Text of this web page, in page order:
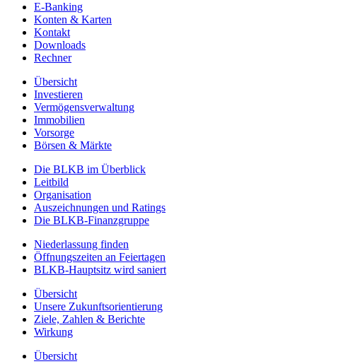
E-Banking
Konten & Karten
Kontakt
Downloads
Rechner
Übersicht
Investieren
Vermögensverwaltung
Immobilien
Vorsorge
Börsen & Märkte
Die BLKB im Überblick
Leitbild
Organisation
Auszeichnungen und Ratings
Die BLKB-Finanzgruppe
Niederlassung finden
Öffnungszeiten an Feiertagen
BLKB-Hauptsitz wird saniert
Übersicht
Unsere Zukunftsorientierung
Ziele, Zahlen & Berichte
Wirkung
Übersicht